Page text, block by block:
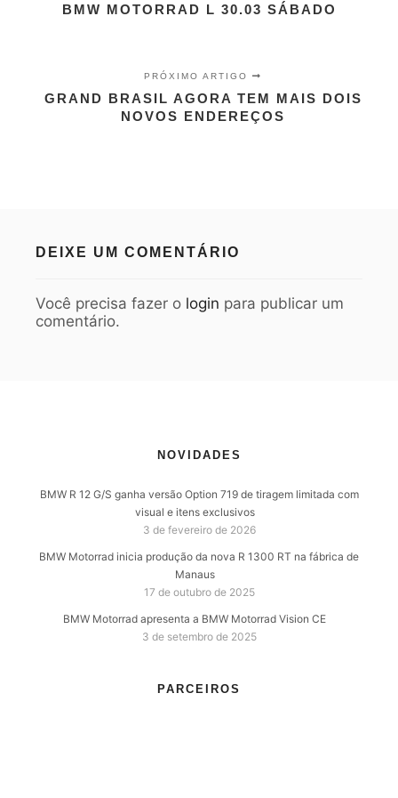
BMW MOTORRAD L 30.03 SÁBADO
PRÓXIMO ARTIGO
GRAND BRASIL AGORA TEM MAIS DOIS
NOVOS ENDEREÇOS
DEIXE UM COMENTÁRIO
Você precisa fazer o login para publicar um
comentário.
NOVIDADES
BMW R 12 G/S ganha versão Option 719 de tiragem limitada com
visual e itens exclusivos
3 de fevereiro de 2026
BMW Motorrad inicia produção da nova R 1300 RT na fábrica de
Manaus
17 de outubro de 2025
BMW Motorrad apresenta a BMW Motorrad Vision CE
3 de setembro de 2025
PARCEIROS